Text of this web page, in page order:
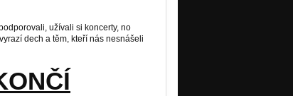
užívali si koncerty, no
dech a těm, kteří nás nesnášeli